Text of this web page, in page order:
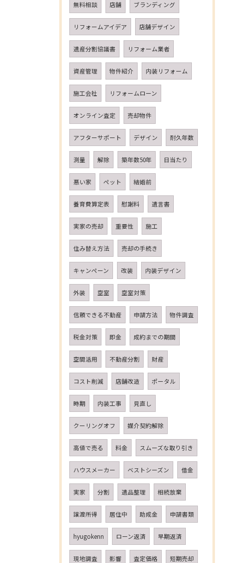
無料相談 店舗 ブランディング
リフォームアイデア 店舗デザイン
遺産分割協議書 リフォーム業者
資産管理 物件紹介 内装リフォーム
施工会社 リフォームローン
オンライン査定 売却物件
アフターサポート デザイン 耐久年数
測量 解除 築年数50年 日当たり
悪い家 ペット 結婚前
養育費算定表 慰謝料 遺言書
実家の売却 重要性 施工
住み替え方法 売却の手続き
キャンペーン 改装 内装デザイン
外装 空室 空室対策
信頼できる不動産 申請方法 物件調査
税金対策 即金 成約までの期間
空間活用 不動産分割 財産
コスト削減 店舗改造 ポータル
時期 内装工事 見直し
クーリングオフ 媒介契約解除
高値で売る 料金 スムーズな取り引き
ハウスメーカー ベストシーズン 借金
実家 分割 遺品整理 相続放棄
譲渡所得 居住中 助成金 申請書類
hyugokenn ローン返済 早期返済
現地調査 影響 査定価格 短期売却